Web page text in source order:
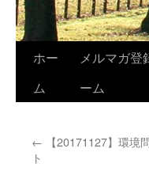
ホー
ム
メルマガ登
ーム
← 【20171127】環境
ト